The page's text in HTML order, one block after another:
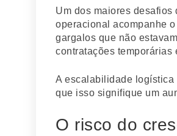
Um dos maiores desafios
operacional acompanhe
gargalos que não
contratações temporárias
A escalabilidade logística
que isso signifique um
O risco do